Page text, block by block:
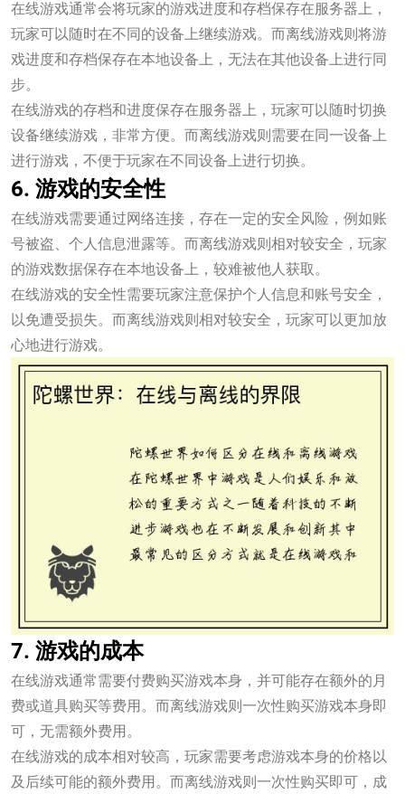
在线游戏通常会将玩家的游戏进度和存档保存在服务器上，
玩家可以随时在不同的设备上继续游戏。而离线游戏则将游
戏进度和存档保存在本地设备上，无法在其他设备上进行同
步。
在线游戏的存档和进度保存在服务器上，玩家可以随时切换
设备继续游戏，非常方便。而离线游戏则需要在同一设备上
进行游戏，不便于玩家在不同设备上进行切换。
6. 游戏的安全性
在线游戏需要通过网络连接，存在一定的安全风险，例如账
号被盗、个人信息泄露等。而离线游戏则相对较安全，玩家
的游戏数据保存在本地设备上，较难被他人获取。
在线游戏的安全性需要玩家注意保护个人信息和账号安全，
以免遭受损失。而离线游戏则相对较安全，玩家可以更加放
心地进行游戏。
7. 游戏的成本
在线游戏通常需要付费购买游戏本身，并可能存在额外的月
费或道具购买等费用。而离线游戏则一次性购买游戏本身即
可，无需额外费用。
在线游戏的成本相对较高，玩家需要考虑游戏本身的价格以
及后续可能的额外费用。而离线游戏则一次性购买即可，成